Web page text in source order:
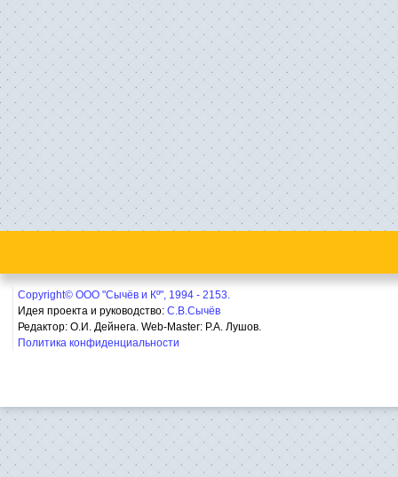
Copyright© ООО "Сычёв и Кº", 1994 - 2153.
Идея проекта и руководство: С.В.Сычёв
Редактор: О.И. Дейнега. Web-Master: Р.А. Лушов.
Политика конфиденциальности